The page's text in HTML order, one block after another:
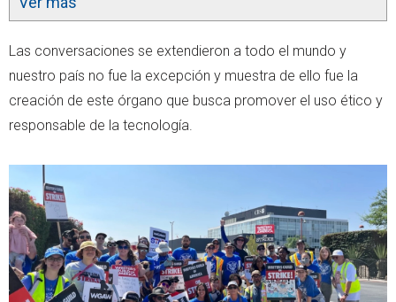
Las conversaciones se extendieron a todo el mundo y
nuestro país no fue la excepción y muestra de ello fue la
creación de este órgano que busca promover el uso ético y
responsable de la tecnología.